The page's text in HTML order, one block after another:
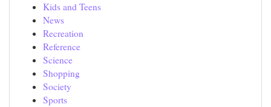
Kids and Teens
News
Recreation
Reference
Science
Shopping
Society
Sports